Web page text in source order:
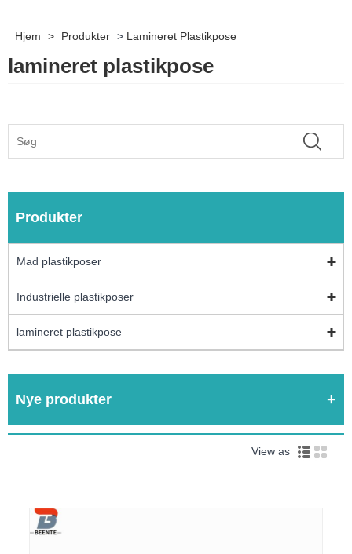
Hjem > Produkter > Lamineret Plastikpose
lamineret plastikpose
Produkter
Mad plastikposer
Industrielle plastikposer
lamineret plastikpose
Nye produkter
View as